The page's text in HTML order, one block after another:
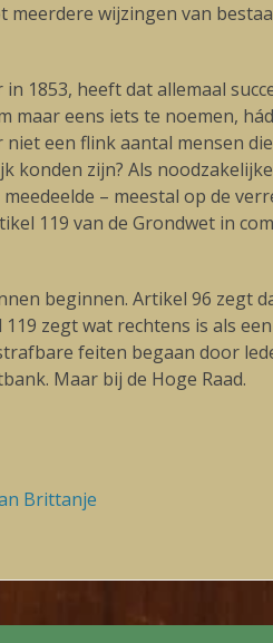
wijzingen van
1853, heeft dat allemaal
maar eens iets te noemen,
niet een flink aantal mensen
konden zijn? Als
– meestal op de
119 van de Grondwet in
beginnen. Artikel 96
zegt wat rechtens is als
feiten begaan door
Maar bij de Hoge Raad.
Brittanje